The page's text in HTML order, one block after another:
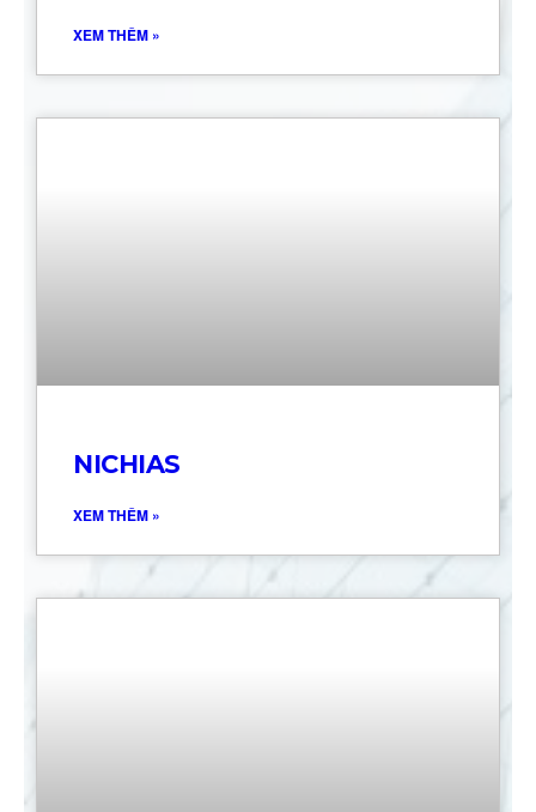
XEM THÊM »
NICHIAS
XEM THÊM »